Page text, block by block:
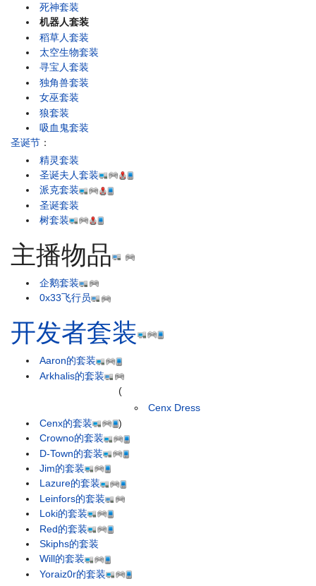
死神套装
机器人套装
稻草人套装
太空生物套装
寻宝人套装
独角兽套装
女巫套装
狼套装
吸血鬼套装
圣诞节 ：
精灵套装
圣诞夫人套装
派克套装
圣诞套装
树套装
主播物品
企鹅套装
0x33飞行员
开发者套装
Aaron的套装
Arkhalis的套装
Cenx的套装
(
Cenx Dress
)
Crowno的套装
D-Town的套装
Jim的套装
Lazure的套装
Leinfors的套装
Loki的套装
Red的套装
Skiphs的套装
Will的套装
Yoraiz0r的套装